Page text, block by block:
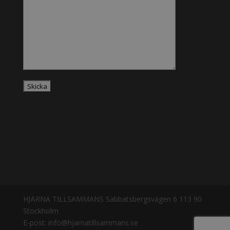
HJÄRNA TILLSAMMANS Sabbatsbergsvägen 6 113 90
Stockholm
E-post: info@hjarnatillsammans.se